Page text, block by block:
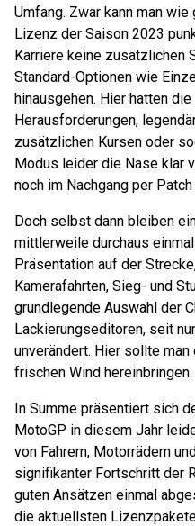
Umfang. Zwar kann man
Lizenz der Saison 2023
Karriere keine zusätzlichen
Standard-Optionen wie
hinausgehen. Hier hatten
Herausforderungen,
zusätzlichen Kursen oder
Modus leider die Nase klar
noch im Nachgang per
Doch selbst dann bleiben
mittlerweile durchaus
Präsentation auf der
Kamerafahrten, Sieg- und
grundlegende Auswahl der
Lackierungseditoren, seit
unverändert. Hier sollte
frischen Wind hereinbringen.
In Summe präsentiert sich
MotoGP in diesem Jahr
von Fahrern, Motorrädern
signifikanter Fortschritt der
guten Ansätzen einmal
die aktuellsten